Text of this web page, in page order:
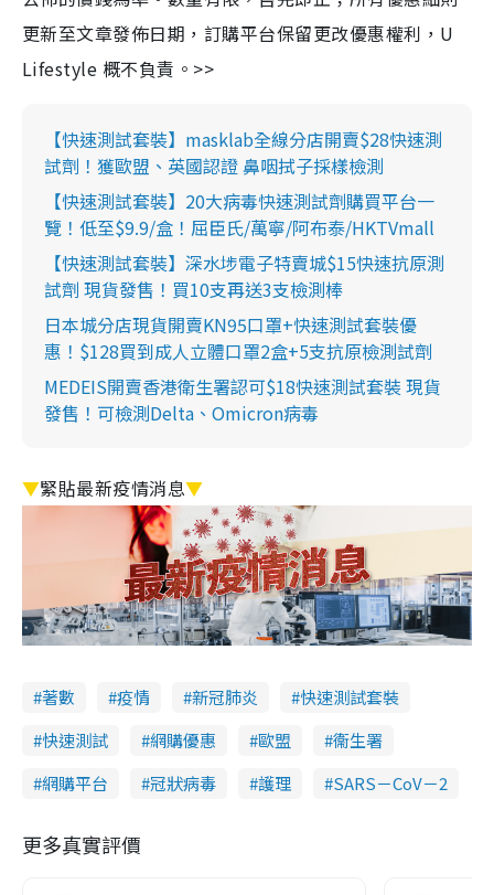
更新至文章發佈日期，訂購平台保留更改優惠權利，U
Lifestyle 概不負責。>>
【快速測試套裝】masklab全線分店開賣$28快速測
試劑！獲歐盟、英國認證 鼻咽拭子採樣檢測
【快速測試套裝】20大病毒快速測試劑購買平台一
覽！低至$9.9/盒！屈臣氏/萬寧/阿布泰/HKTVmall
【快速測試套裝】深水埗電子特賣城$15快速抗原測
試劑 現貨發售！買10支再送3支檢測棒
日本城分店現貨開賣KN95口罩+快速測試套裝優
惠！$128買到成人立體口罩2盒+5支抗原檢測試劑
MEDEIS開賣香港衛生署認可$18快速測試套裝 現貨
發售！可檢測Delta、Omicron病毒
▼緊貼最新疫情消息▼
著數 疫情 新冠肺炎
快速測試套裝
快速測試
網購優惠 歐盟
衞生署
網購平台
冠狀病毒 護理 SARS－CoV－2
更多真實評價